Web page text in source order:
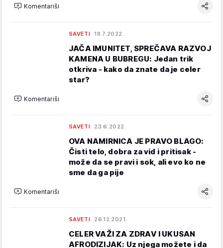
Komentariši
SAVETI 18.7.2022.
JAČA IMUNITET, SPREČAVA RAZVOJ
KAMENA U BUBREGU: Jedan trik
otkriva - kako da znate da je celer
star?
Komentariši
SAVETI 23.6.2022.
OVA NAMIRNICA JE PRAVO BLAGO:
Čisti telo, dobra za vid i pritisak -
može da se pravi i sok, ali evo ko ne
sme da ga pije
Komentariši
SAVETI 26.12.2021.
CELER VAŽI ZA ZDRAV I UKUSAN
AFRODIZIJAK: Uz njega možete i da